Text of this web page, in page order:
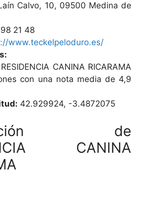
Calvo, 10, 09500 Medina de
21 48
www.teckelpeloduro.es/
RESIDENCIA CANINA RICARAMA
con una nota media de 4,9
42.929924, -3.4872075
de
CANINA